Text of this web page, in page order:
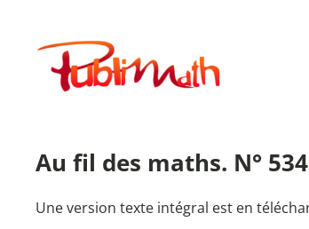
contenuPublimath
Au fil des maths. N°
Une version texte intégral est en